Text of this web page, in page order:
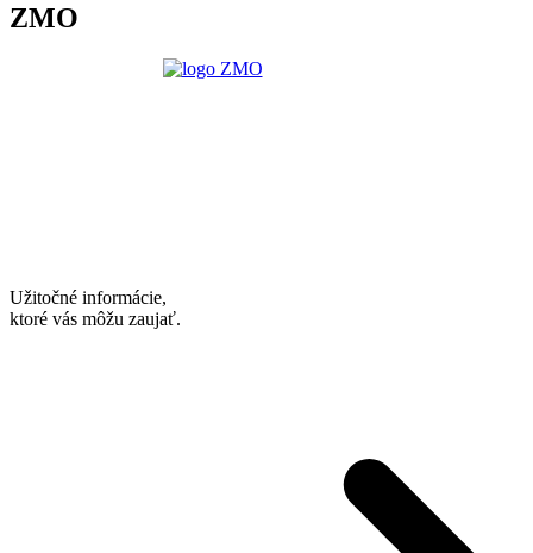
ZMO
Užitočné informácie,
ktoré vás môžu zaujať.